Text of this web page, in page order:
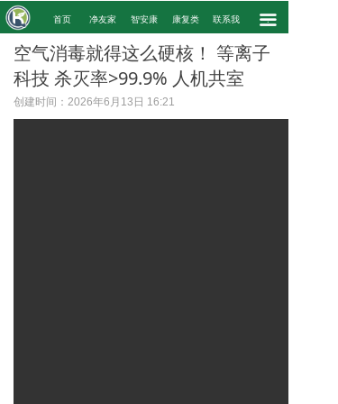
끀
. 首页 净友家 智安康 康复类 联系我 .
空气消毒就得这么硬核！ 等离子
科技 杀灭率>99.9% 人机共室
创建时间： 2026年6月13日 16:21